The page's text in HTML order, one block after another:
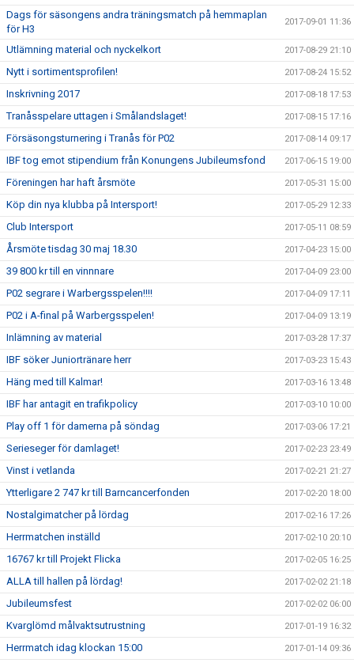
Dags för säsongens andra träningsmatch på hemmaplan
för H3
2017-09-01 11:36
Utlämning material och nyckelkort 2017-08-29 21:10
Nytt i sortimentsprofilen! 2017-08-24 15:52
Inskrivning 2017 2017-08-18 17:53
Tranåsspelare uttagen i Smålandslaget! 2017-08-15 17:16
Försäsongsturnering i Tranås för P02 2017-08-14 09:17
IBF tog emot stipendium från Konungens Jubileumsfond 2017-06-15 19:00
Föreningen har haft årsmöte 2017-05-31 15:00
Köp din nya klubba på Intersport! 2017-05-29 12:33
Club Intersport 2017-05-11 08:59
Årsmöte tisdag 30 maj 18.30 2017-04-23 15:00
39 800 kr till en vinnnare 2017-04-09 23:00
P02 segrare i Warbergsspelen!!!! 2017-04-09 17:11
P02 i A-final på Warbergsspelen! 2017-04-09 13:19
Inlämning av material 2017-03-28 17:37
IBF söker Juniortränare herr 2017-03-23 15:43
Häng med till Kalmar! 2017-03-16 13:48
IBF har antagit en trafikpolicy 2017-03-10 10:00
Play off 1 för damerna på söndag 2017-03-06 17:21
Serieseger för damlaget! 2017-02-23 23:49
Vinst i vetlanda 2017-02-21 21:27
Ytterligare 2 747 kr till Barncancerfonden 2017-02-20 18:00
Nostalgimatcher på lördag 2017-02-16 17:26
Herrmatchen inställd 2017-02-10 20:10
16767 kr till Projekt Flicka 2017-02-05 16:25
ALLA till hallen på lördag! 2017-02-02 21:18
Jubileumsfest 2017-02-02 06:00
Kvarglömd målvaktsutrustning 2017-01-19 16:32
Herrmatch idag klockan 15:00 2017-01-14 09:36